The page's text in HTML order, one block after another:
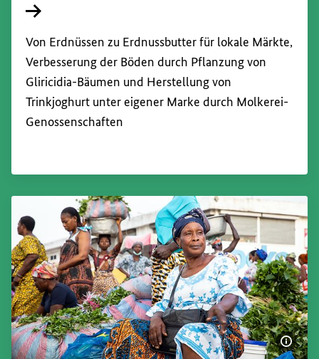
Von Erdnüssen zu Erdnussbutter für lokale Märkte,
Verbesserung der Böden durch Pflanzung von
Gliricidia-Bäumen und Herstellung von
Trinkjoghurt unter eigener Marke durch Molkerei-
Genossenschaften